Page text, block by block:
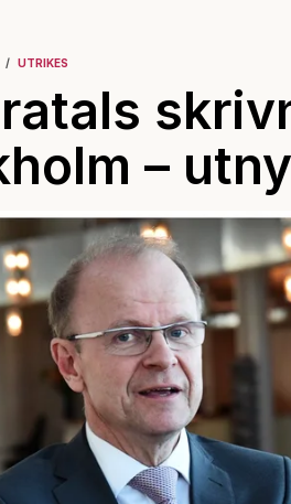
UTRIKES
–